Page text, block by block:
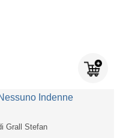
Indenne
Grall Stefan